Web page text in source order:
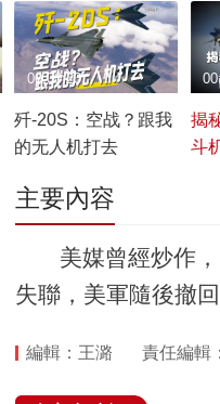
歼-20S：空战？跟我
的无人机打去
00:00:23
揭
斗
主要內容
美媒曾經炒作
失聯，美軍隨後撤
編輯：王潞 責任編輯